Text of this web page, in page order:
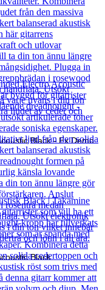
Black - Ex Demo
Black